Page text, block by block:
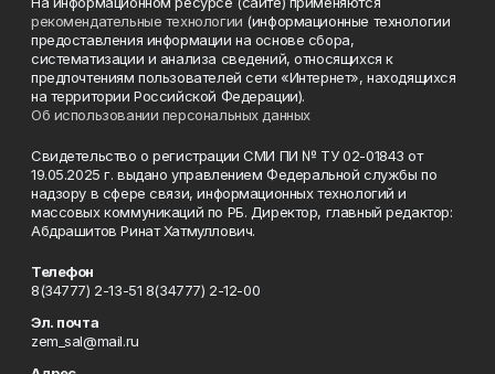
рекомендательные технологии (информационные технологии
предоставления информации на основе сбора,
систематизации и анализа сведений, относящихся к
предпочтениям пользователей сети «Интернет», находящихся
на территории Российской Федерации).
Об использовании персональных данных
Свидетельство о регистрации СМИ ПИ № ТУ 02-01843 от
19.05.2025 г. выдано управлением Федеральной службы по
надзору в сфере связи, информационных технологий и
массовых коммуникаций по РБ. Директор, главный редактор:
Абдрашитов Ринат Хатмуллович.
Телефон
8(34777) 2-13-51 8(34777) 2-12-00
Эл. почта
zem_sal@mail.ru